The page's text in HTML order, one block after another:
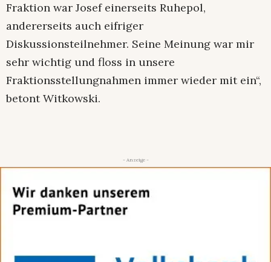
Fraktion war Josef einerseits Ruhepol,
andererseits auch eifriger
Diskussionsteilnehmer. Seine Meinung war mir
sehr wichtig und floss in unsere
Fraktionsstellungnahmen immer wieder mit ein“,
betont Witkowski.
- Anzeige -